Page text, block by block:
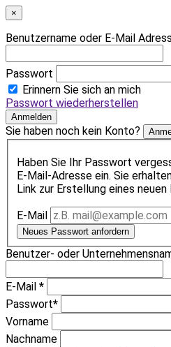
×
Benutzername oder E-Mail
Passwort
Erinnern Sie sich an mich
Passwort wiederherstellen
Anmelden
Sie haben noch kein Konto?
Haben Sie Ihr Passwort
E-Mail-Adresse ein. Sie
Link zur Erstellung eines
E-Mail
Neues Passwort anfordern
Benutzer- oder
E-Mail *
Passwort*
Vorname
Nachname